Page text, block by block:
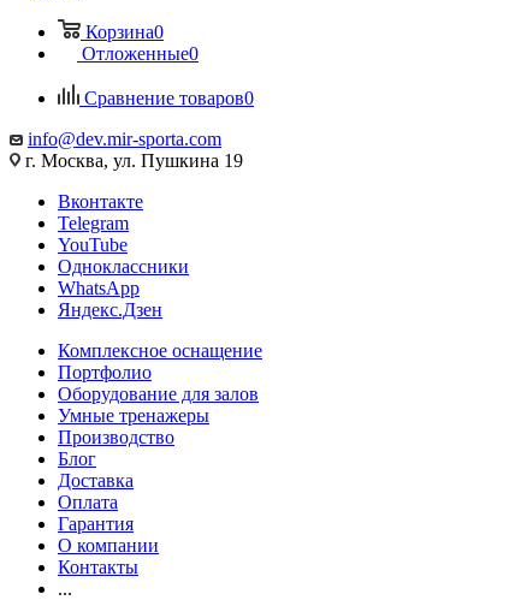
Корзина0
Отложенные0
Сравнение товаров0
info@dev.mir-sporta.com
г. Москва, ул. Пушкина 19
Вконтакте
Telegram
YouTube
Одноклассники
WhatsApp
Яндекс.Дзен
Комплексное оснащение
Портфолио
Оборудование для залов
Умные тренажеры
Производство
Блог
Доставка
Оплата
Гарантия
О компании
Контакты
...